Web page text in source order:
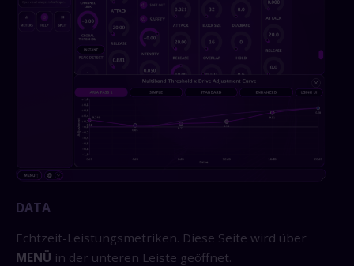
DATA
Echtzeit-Leistungsmetriken. Diese Seite wird über
MENÜ in der unteren Leiste geöffnet.